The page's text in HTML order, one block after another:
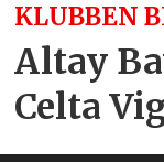
KLUBBEN
Altay
Celta